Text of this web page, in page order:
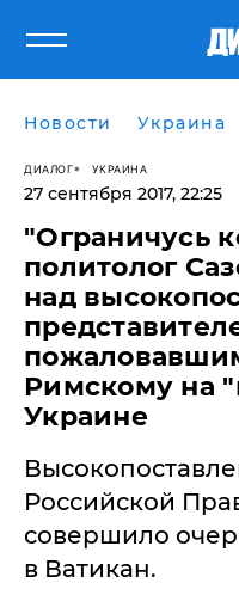
Новости Украина
ДИАЛОГ УКРАИНА
27 сентября 2017, 22:25
​"Ограничусь
политолог
над
Римскому на
Украине
Российской
совершило
в Ватикан.